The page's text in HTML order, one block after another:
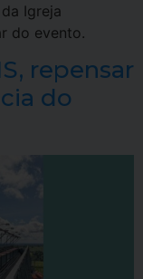
Igreja
do evento.
repensar
do